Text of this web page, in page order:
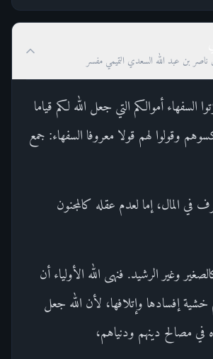
ناصر بن عبد الله السعدي التميمي مفسر
السفهاء أموالكم التي جعل الله لكم قياما
وقولوا لهم قولا معروفا السفهاء: جمع
في المال، إما لعدم عقله كالمجنون
وغير الرشيد. فنهى الله الأولياء أن
خشية إفسادها وإتلافها، لأن الله جعل
في مصالح دينهم ودنياهم،